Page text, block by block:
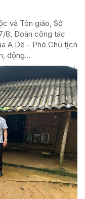
và Tôn giáo, Sở
8, Đoàn công tác
A Dê - Phó Chủ tịch
động...